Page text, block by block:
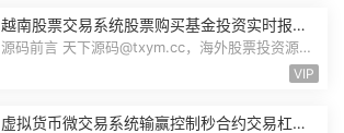
越南股票交易系统股票购买基金投资实时报价
交易信息投资组合海外股票投资PHP源码
源码前言 天下源码@txym.cc，海外股票投资源
VIP
虚拟货币微交易系统输赢控制秒合约交易杠杆